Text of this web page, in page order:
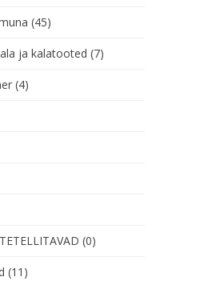
(45)
ja kalatooted (7)
(4)
(0)
(11)